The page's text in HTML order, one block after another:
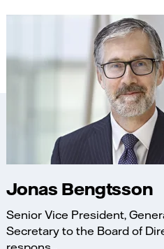
Jonas Bengtsson
Senior Vice President,
Secretary to the Board of